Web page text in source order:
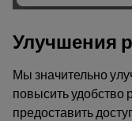
Улучшения
Мы значительно
повысить удобство
предоставить